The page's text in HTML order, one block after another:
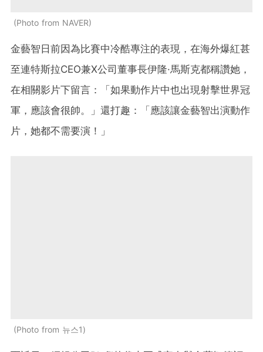
Photo from NAVER
金藝智日前因為比賽中冷酷專注的表現，在海外爆紅甚
至連特斯拉CEO兼X公司董事長伊隆·馬斯克都稱讚她，
在相關影片下留言：「如果動作片中也出現射擊世界冠
軍，應該會很帥。」還打趣：「應該讓金藝智出演動作
片，她都不需要演！」
Photo from 뉴스1